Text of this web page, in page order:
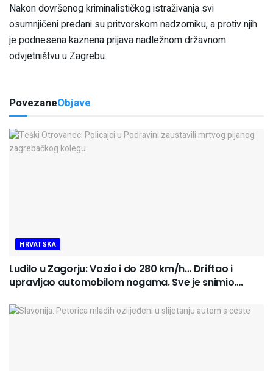
Nakon dovršenog kriminalističkog istraživanja svi
osumnjičeni predani su pritvorskom nadzorniku, a protiv njih
je podnesena kaznena prijava nadležnom državnom
odvjetništvu u Zagrebu.
PovezaneObjave
HRVATSKA
Ludilo u Zagorju: Vozio i do 280 km/h… Driftao i
upravljao automobilom nogama. Sve je snimio….